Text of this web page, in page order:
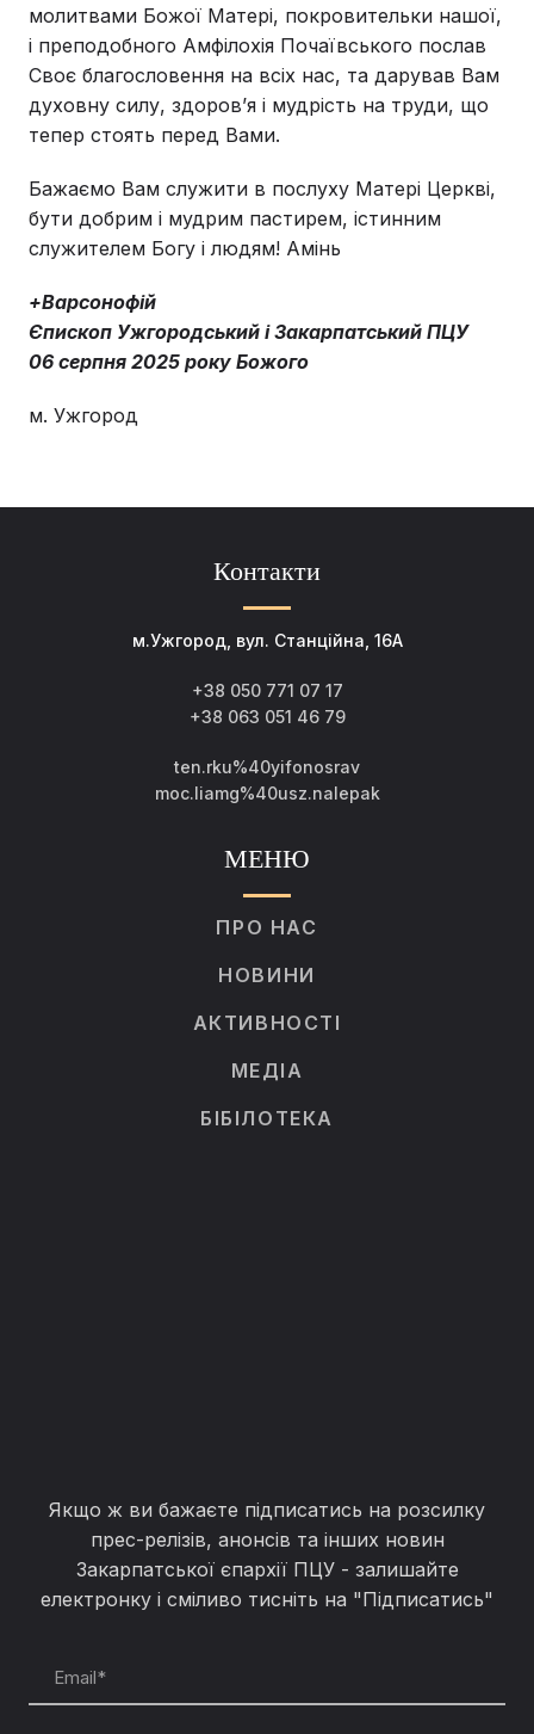
молитвами Божої Матері, покровительки нашої,
і преподобного Амфілохія Почаївського послав
Своє благословення на всіх нас, та дарував Вам
духовну силу, здоров’я і мудрість на труди, що
тепер стоять перед Вами.
Бажаємо Вам служити в послуху Матері Церкві,
бути добрим і мудрим пастирем, істинним
служителем Богу і людям! Амінь
+Варсонофій
Єпископ Ужгородський і Закарпатський ПЦУ
06 серпня 2025 року Божого
м. Ужгород
Контакти
м.Ужгород, вул. Станційна, 16А
+38 050 771 07 17
+38 063 051 46 79
ten.rku%40yifonosrav
moc.liamg%40usz.nalepak
МЕНЮ
ПРО НАС
НОВИНИ
АКТИВНОСТІ
МЕДІА
БІБІЛОТЕКА
Якщо ж ви бажаєте підписатись на розсилку
прес-релізів, анонсів та інших новин
Закарпатської єпархії ПЦУ - залишайте
електронку і сміливо тисніть на "Підписатись"